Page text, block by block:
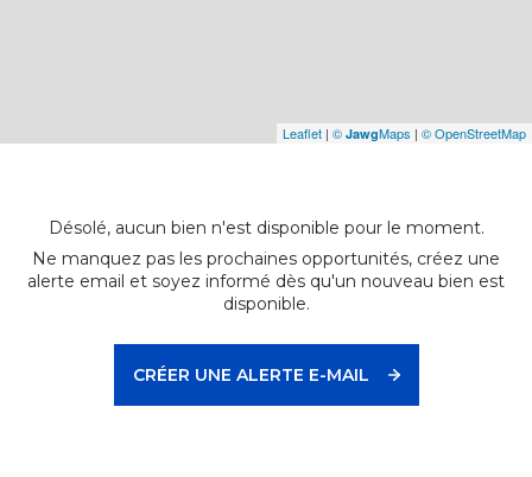
Leaflet | © JawgMaps | © OpenStreetMap
Désolé, aucun bien n'est disponible pour le moment.
Ne manquez pas les prochaines opportunités, créez une
alerte email et soyez informé dès qu'un nouveau bien est
disponible.
CRÉER UNE ALERTE E-MAIL